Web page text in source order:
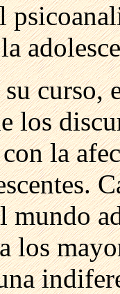
curso,
los
la
mundo
los